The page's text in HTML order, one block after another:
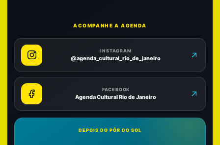
ACOMPANHE A AGENDA
INSTAGRAM
@agenda_cultural_rio_de_janeiro
FACEBOOK
Agenda Cultural Rio de Janeiro
DEPOIS DO PÔR DO SOL